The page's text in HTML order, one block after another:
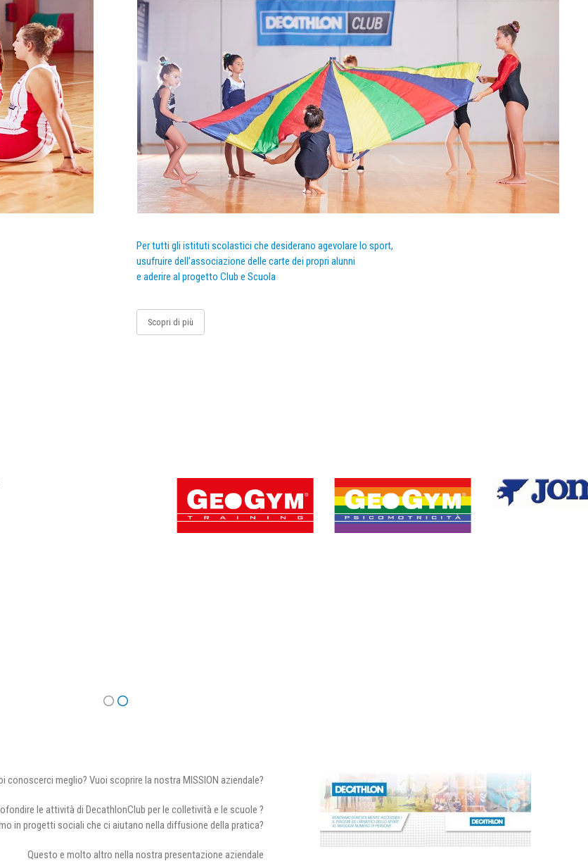
Per tutti gli istituti scolastici che desiderano agevolare lo sport,
usufruire dell’associazione delle carte dei propri alunni
e aderire al progetto Club e Scuola
Scopri di più
conoscerci meglio? Vuoi scoprire la nostra MISSION aziendale?
le attività di DecathlonClub per le colletività e le scuole ?
in progetti sociali che ci aiutano nella diffusione della pratica?
Questo e molto altro nella nostra presentazione aziendale